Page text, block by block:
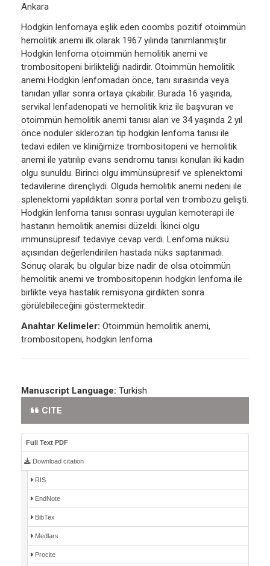
Ankara
Hodgkin lenfomaya eşlik eden coombs pozitif otoimmün
hemolitik anemi ilk olarak 1967 yılında tanımlanmıştır.
Hodgkin lenfoma otoimmün hemolitik anemi ve
trombositopeni birlikteliği nadirdir. Otoimmün hemolitik
anemi Hodgkin lenfomadan önce, tanı sırasında veya
tanıdan yıllar sonra ortaya çıkabilir. Burada 16 yaşında,
servikal lenfadenopati ve hemolitik kriz ile başvuran ve
otoimmün hemolitik anemi tanısı alan ve 34 yaşında 2 yıl
önce noduler sklerozan tip hodgkin lenfoma tanısı ile
tedavi edilen ve kliniğimize trombositopeni ve hemolitik
anemi ile yatırılıp evans sendromu tanısı konulan iki kadın
olgu sunuldu. Birinci olgu immünsüpresif ve splenektomi
tedavilerine dirençliydi. Olguda hemolitik anemi nedeni ile
splenektomi yapıldıktan sonra portal ven trombozu gelişti.
Hodgkin lenfoma tanısı sonrası uygulan kemoterapi ile
hastanın hemolitik anemisi düzeldi. İkinci olgu
immunsüpresif tedaviye cevap verdi. Lenfoma nüksü
açısından değerlendirilen hastada nüks saptanmadı.
Sonuç olarak; bu olgular bize nadir de olsa otoimmün
hemolitik anemi ve trombositopenin hodgkin lenfoma ile
birlikte veya hastalık remisyona girdikten sonra
görülebileceğini göstermektedir.
Anahtar Kelimeler: Otoimmün hemolitik anemi,
trombositopeni, hodgkin lenfoma
Manuscript Language: Turkish
CITE
Full Text PDF
Download citation
RIS
EndNote
BibTex
Medlars
Procite